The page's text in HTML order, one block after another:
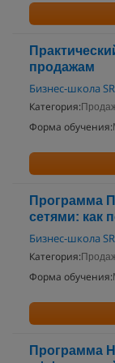
продажам
Бизнес-школа
Категория:
Форма обучения:
Программа
сетями: как
Бизнес-школа
Категория:
Форма обучения:
Программа